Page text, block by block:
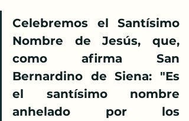
Celebremos el Santísimo
Nombre de Jesús, que,
como afirma San
Bernardino de Siena: "Es
el santísimo nombre
anhelado por los